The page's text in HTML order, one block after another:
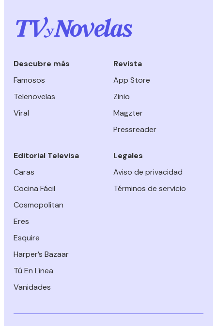
Descubre más
Famosos
Telenovelas
Viral
Revista
App Store
Zinio
Magzter
Pressreader
Editorial Televisa
Caras
Cocina Fácil
Cosmopolitan
Eres
Esquire
Harper’s Bazaar
Tú En Línea
Vanidades
Legales
Aviso de privacidad
Términos de servicio